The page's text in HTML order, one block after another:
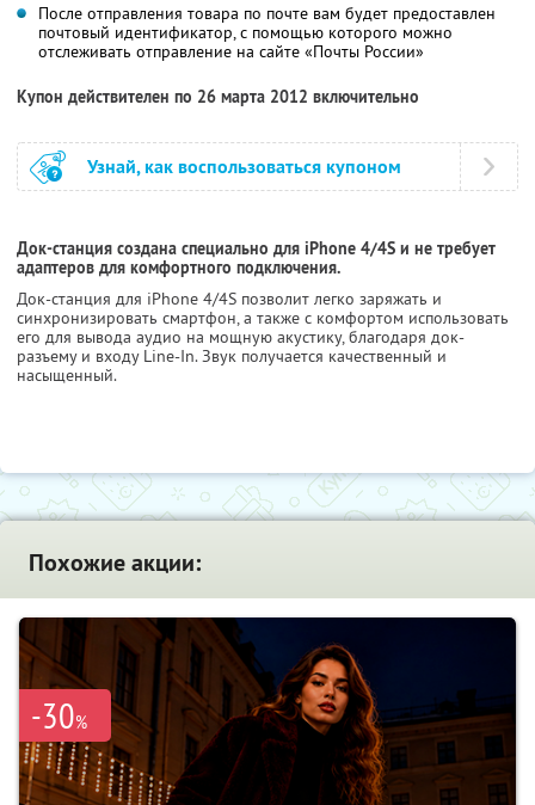
После отправления товара по почте вам будет предоставлен
почтовый идентификатор, с помощью которого можно
отслеживать отправление на сайте «Почты России»
Купон действителен по 26 марта 2012 включительно
Узнай, как воспользоваться купоном
Док-станция создана специально для iPhone 4/4S и не требует
адаптеров для комфортного подключения.
Док-станция для iPhone 4/4S позволит легко заряжать и
синхронизировать смартфон, а также с комфортом использовать
его для вывода аудио на мощную акустику, благодаря док-
разъему и входу Line-In. Звук получается качественный и
насыщенный.
Похожие акции:
-30%